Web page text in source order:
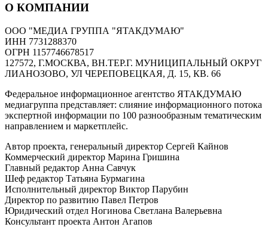
О КОМПАНИИ
ООО "МЕДИА ГРУППА "ЯТАКДУМАЮ"
ИНН 7731288370
ОГРН 1157746678517
127572, Г.МОСКВА, ВН.ТЕР.Г. МУНИЦИПАЛЬНЫЙ ОКРУГ
ЛИАНОЗОВО, УЛ ЧЕРЕПОВЕЦКАЯ, Д. 15, КВ. 66
Федеральное информационное агентство ЯТАКДУМАЮ
медиагруппа представляет: слияние информационного потока
экспертной информации по 100 разнообразным тематическим
направлением и маркетплейс.
Автор проекта, генеральный директор Сергей Кайнов
Коммерческий директор Марина Гришина
Главный редактор Анна Савчук
Шеф редактор Татьяна Бурмагина
Исполнительный директор Виктор Парубин
Директор по развитию Павел Петров
Юридический отдел Ногинова Светлана Валерьевна
Консультант проекта Антон Агапов